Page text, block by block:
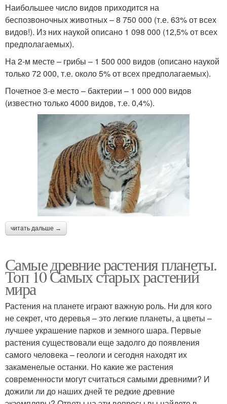
Наибольшее число видов приходится на
беспозвоночных животных – 8 750 000 (т.е. 63% от всех
видов!). Из них наукой описано 1 098 000 (12,5% от всех
предполагаемых).
На 2-м месте – грибы – 1 500 000 видов (описано наукой
только 72 000, т.е. около 5% от всех предполагаемых).
Почетное 3-е место – бактерии – 1 000 000 видов
(известно только 4000 видов, т.е. 0,4%).
читать дальше →
Самые древние растения планеты.
Топ 10 Самых старых растений
мира
Растения на планете играют важную роль. Ни для кого
не секрет, что деревья – это легкие планеты, а цветы –
лучшее украшение парков и земного шара. Первые
растения существовали еще задолго до появления
самого человека – геологи и сегодня находят их
закаменелые останки. Но какие же растения
современности могут считаться самыми древними? И
дожили ли до наших дней те редкие древние